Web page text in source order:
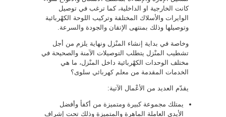
كانت الخارجية او الداخلية، كما ترغب في توصيل
الوايرات والأسلاك المختلفة وتركيب اللوحة الكهْربائية
وتوصيلها وذلك بمنتهى الإتقان والجودة والسرعة.
وخاصة في بداية إنشاء المنْزل ونهاية يلزم من أجل
تشطيب المنْزل يتطلب التوصيلات الآمنة والصحيحة في
مختلف الوحدات الكهْربائية داخل المنْزل، ما هي
الخدمات المقدمة من معلم كهربائي سلوى؟
يقدّم العديد من الأعْمال الآتية:
يمتلك مجموعة كبيرة ومتميزة من أكفأ وأفضل
الأيدي العاملة الماهرة والمتميزة وذلك تحت إشراف